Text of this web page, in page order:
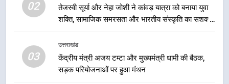
02
तेजस्वी सूर्या और नेहा जोशी ने कांवड़ यात्रा को बनाया युवा
शक्ति, सामाजिक समरसता और भारतीय संस्कृति का सशक्त
03
उत्तराखंड
केंद्रीय मंत्री अजय टम्टा और मुख्यमंत्री धामी की बैठक,
सड़क परियोजनाओं पर हुआ मंथन
की प्रक्रिया होगी और प्रभावी
समरसता और भारतीय संस्कृति का सशक्त
संदेश
उत्तराखंड